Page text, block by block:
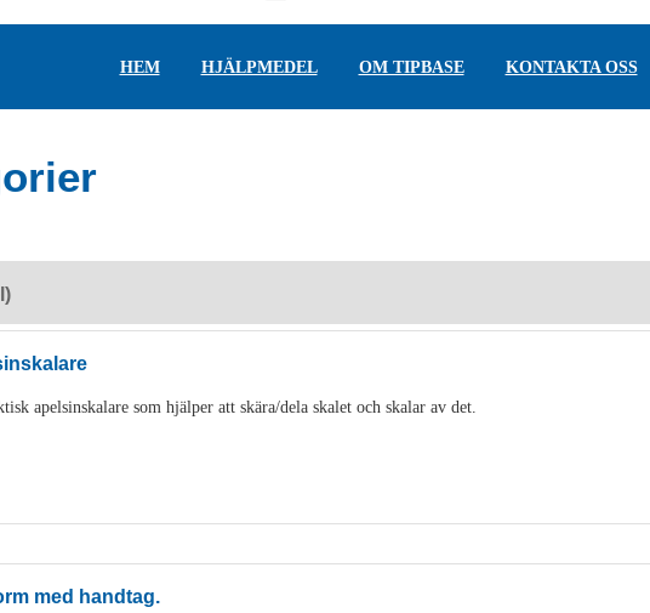
HEM HJÄLPMEDEL OM TIPBASE KONTAKTA OSS
apelsinskalare som hjälper att skära/dela skalet och skalar av det.
med handtag.